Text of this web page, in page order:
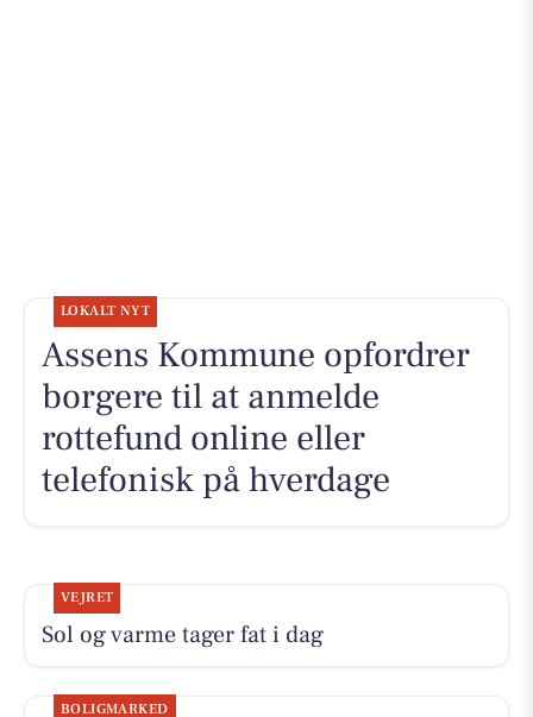
LOKALT NYT
Assens Kommune opfordrer
borgere til at anmelde
rottefund online eller
telefonisk på hverdage
VEJRET
Sol og varme tager fat i dag
BOLIGMARKED